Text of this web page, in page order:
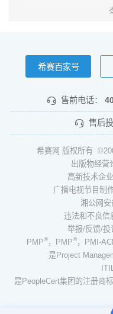
希赛百家号
售前电话：
售后
希赛网 版权所有
出版物经营
高新技术企
广播电视节目制
湘公网安
违法和不良信
举报/反馈/投
PMP®，PMP®，PMI-
是Project
是PeopleCert集团的注册商